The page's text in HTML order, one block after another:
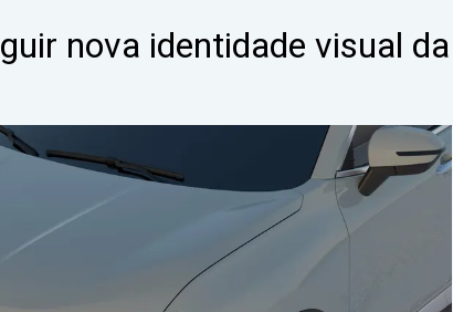
nova identidade visual da